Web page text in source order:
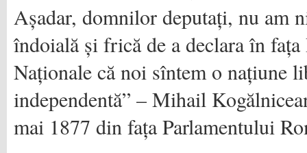
Așadar, domnilor deputați, nu am
îndoială și frică de a declara în fața
Naționale că noi sîntem o națiune
independentă” – Mihail
mai 1877 din fața Parlamentului